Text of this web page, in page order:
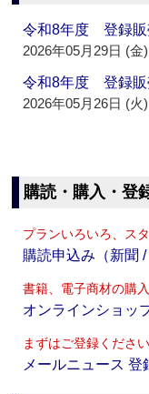
令和8年度 登録
2026年05月29日 (金)
令和8年度 登録
2026年05月26日 (火)
購読・購入・登
プランいろいろ、ス
購読申込み（新聞 /
書籍、電子商材の購
オンラインショッ
まずはご登録ください
メールニュース 登